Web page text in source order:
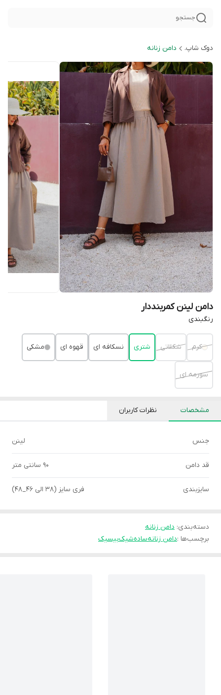
جستجو
دوک شاپ. دامن زنانه
دامن لینن کمربنددار
رنگبندی
کرم شکلاتی شتری نسکافه ای قهوه ای مشکی
سورمه ای
مشخصات نظرات کاربران
جنس لینن
قد دامن ۹۰ سانتی متر
سایزبندی فری سایز (۳۸ الی ۴۶_۴۸)
دسته‌بندی: دامن زنانه
برچسب‌ها :دامن زنانهسادهشیکبیسیک